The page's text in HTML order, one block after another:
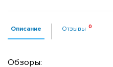
Описание Отзывы
Обзоры: